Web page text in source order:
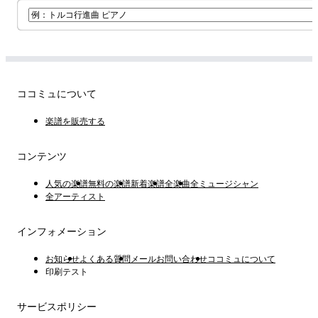
ココミュについて
楽譜を販売する
コンテンツ
人気の楽譜無料の楽譜新着楽譜全楽曲全ミュージシャン
全アーティスト
インフォメーション
お知らせよくある質問 メールお問い合わせココミュについて
印刷テスト
サービスポリシー